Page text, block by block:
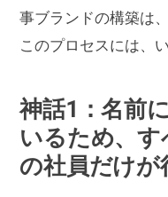
事ブランドの構築は
このプロセスには、
神話1：名前
いるため、
の社員だけが